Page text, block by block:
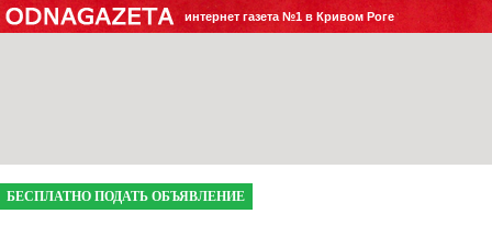
интернет газета №1 в Кривом Роге
БЕСПЛАТНО ПОДАТЬ ОБЪЯВЛЕНИЕ